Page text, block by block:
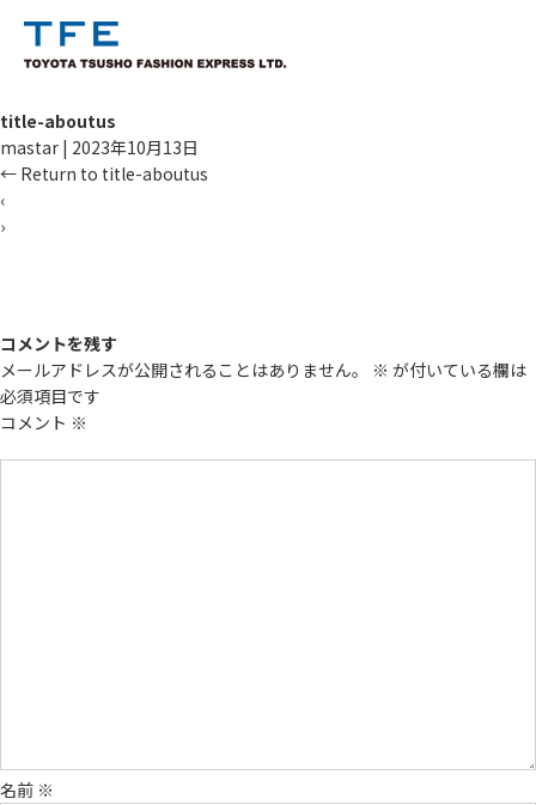
title-aboutus
mastar | 2023年10月13日
← Return to title-aboutus
‹
›
コメントを残す
メールアドレスが公開されることはありません。
※ が付いている欄は
必須項目です
コメント ※
名前 ※